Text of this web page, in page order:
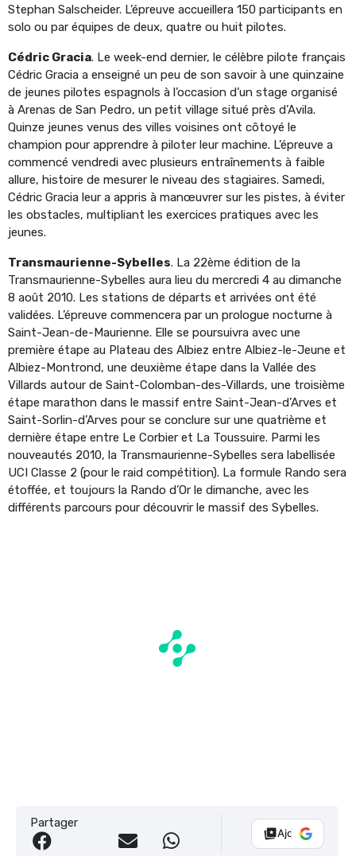
Stephan Salscheider. L’épreuve accueillera 150 participants en
solo ou par équipes de deux, quatre ou huit pilotes.
Cédric Gracia. Le week-end dernier, le célèbre pilote français
Cédric Gracia a enseigné un peu de son savoir à une quinzaine
de jeunes pilotes espagnols à l’occasion d’un stage organisé
à Arenas de San Pedro, un petit village situé près d’Avila.
Quinze jeunes venus des villes voisines ont côtoyé le
champion pour apprendre à piloter leur machine. L’épreuve a
commencé vendredi avec plusieurs entraînements à faible
allure, histoire de mesurer le niveau des stagiaires. Samedi,
Cédric Gracia leur a appris à manœuvrer sur les pistes, à éviter
les obstacles, multipliant les exercices pratiques avec les
jeunes.
Transmaurienne-Sybelles. La 22ème édition de la
Transmaurienne-Sybelles aura lieu du mercredi 4 au dimanche
8 août 2010. Les stations de départs et arrivées ont été
validées. L’épreuve commencera par un prologue nocturne à
Saint-Jean-de-Maurienne. Elle se poursuivra avec une
première étape au Plateau des Albiez entre Albiez-le-Jeune et
Albiez-Montrond, une deuxième étape dans la Vallée des
Villards autour de Saint-Colomban-des-Villards, une troisième
étape marathon dans le massif entre Saint-Jean-d’Arves et
Saint-Sorlin-d’Arves pour se conclure sur une quatrième et
dernière étape entre Le Corbier et La Toussuire. Parmi les
nouveautés 2010, la Transmaurienne-Sybelles sera labellisée
UCI Classe 2 (pour le raid compétition). La formule Rando sera
étoffée, et toujours la Rando d’Or le dimanche, avec les
différents parcours pour découvrir le massif des Sybelles.
Partager
Ajouter Vélo